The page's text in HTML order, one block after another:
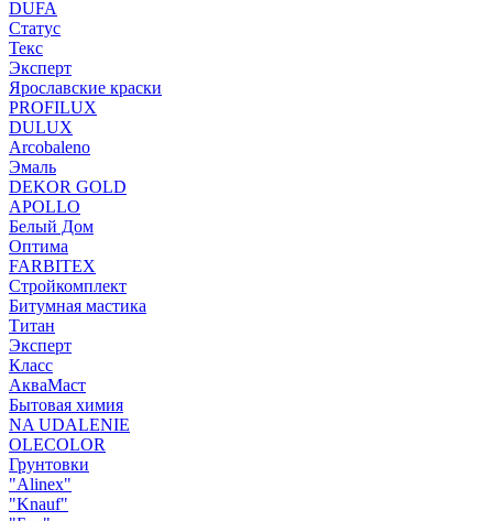
DUFA
Статус
Текс
Эксперт
Ярославские краски
PROFILUX
DULUX
Arcobaleno
Эмаль
DEKOR GOLD
APOLLO
Белый Дом
Оптима
FARBITEX
Стройкомплект
Битумная мастика
Титан
Эксперт
Класс
АкваМаст
Бытовая химия
NA UDALENIE
OLECOLOR
Грунтовки
"Alinex"
"Knauf"